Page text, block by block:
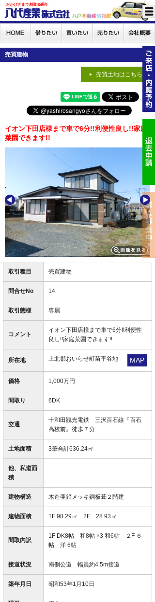
おかげさまで創業46周年
売買建物
売買土地はこちら
イオン下田店様まで車で6分!!利便性良し!!家庭
菜園できます!!
取引種目 売買建物
問合せNo 14
取引態様 専属
コメント
イオン下田店様まで車で6分!!利便性
良し!!家庭菜園できます!!
所在地 上北郡おいらせ町苗平谷地 MAP
価格 1,000万円
間取り 6DK
交通
十和田観光電鉄 三沢百石線『百石
高校前』徒歩７分
土地面積 3筆合計636.24㎡
他、私道面
積
建物構造 木造亜鉛メッキ鋼板葺２階建
建物面積 1F 98.29㎡ 2F 28.93㎡
間取内訳
1F DK8帖 和8帖 ×3 和6帖 ２F ６
帖 洋 6帖
接道状況 南側公道 幅員約4.5m接道
築年月日 昭和53年1月10日